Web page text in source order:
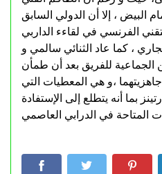
البيض ، إلا أن الدولي السابق
الفرنسي في لقاءء الداربي
، كما عاد الثنائي سالمي و
الجماعية للفريق بعد أن طمأن
،و هي المعطيات التي
بما أنه يتطلع إلى الإستفادة